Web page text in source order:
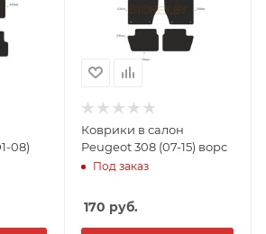
08)
Коврики в салон
Peugeot 308 (07-15) ворс
Под заказ
170 руб.